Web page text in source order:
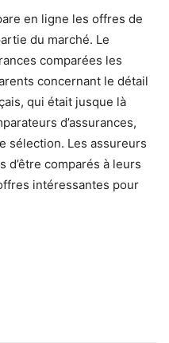
en ligne les offres de
du marché. Le
comparées les
concernant le détail
qui était jusque là
d’assurances,
sélection. Les assureurs
d’être comparés à leurs
intéressantes pour